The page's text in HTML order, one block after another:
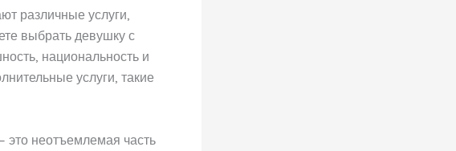
различные услуги,
выбрать девушку с
национальность и
услуги, такие
это неотъемлемая часть